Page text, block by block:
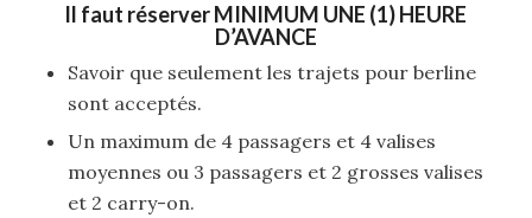
Il faut réserverMINIMUM UNE (1) HEURE
D’AVANCE
Savoir que seulement les trajets pour berline
sont acceptés.
Un maximum de 4 passagers et 4 valises
moyennes ou 3 passagers et 2 grosses valises
et 2 carry-on.